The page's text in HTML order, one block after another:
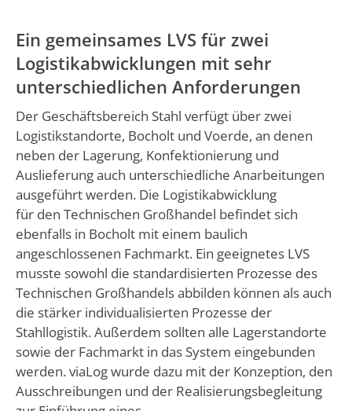
Ein gemeinsames LVS für zwei
Logistikabwicklungen mit sehr
unterschiedlichen Anforderungen
Der Geschäftsbereich Stahl verfügt über zwei
Logistikstandorte, Bocholt und Voerde, an denen
neben der Lagerung, Konfektionierung und
Auslieferung auch unterschiedliche Anarbeitungen
ausgeführt werden. Die Logistikabwicklung
für den Technischen Großhandel befindet sich
ebenfalls in Bocholt mit einem baulich
angeschlossenen Fachmarkt. Ein geeignetes LVS
musste sowohl die standardisierten Prozesse des
Technischen Großhandels abbilden können als auch
die stärker individualisierten Prozesse der
Stahllogistik. Außerdem sollten alle Lagerstandorte
sowie der Fachmarkt in das System eingebunden
werden. viaLog wurde dazu mit der Konzeption, den
Ausschreibungen und der Realisierungsbegleitung